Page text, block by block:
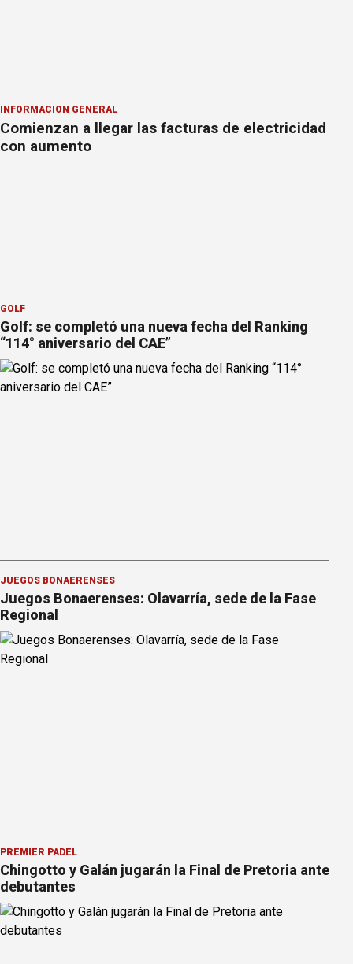
INFORMACION GENERAL
Comienzan a llegar las facturas de electricidad
con aumento
GOLF
Golf: se completó una nueva fecha del Ranking
“114° aniversario del CAE”
JUEGOS BONAERENSES
Juegos Bonaerenses: Olavarría, sede de la Fase
Regional
PREMIER PÁDEL
Chingotto y Galán jugarán la Final de Pretoria ante
debutantes